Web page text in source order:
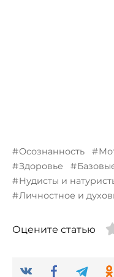
Осознанность
Здоровье
Нудисты и
Личностное и
Оцените статью